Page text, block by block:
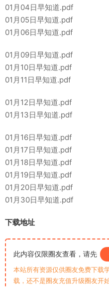
01月04日早知道.pdf
01月05日早知道.pdf
01月06日早知道.pdf
01月09日早知道.pdf
01月10日早知道.pdf
01月11日早知道.pdf
01月12日早知道.pdf
01月13日早知道.pdf
01月16日早知道.pdf
01月17日早知道.pdf
01月18日早知道.pdf
01月19日早知道.pdf
01月20日早知道.pdf
01月30日早知道.pdf
下载地址
此内容仅限圈友查看，请先
本站所有资源仅供圈友免费下载
载，还不是圈友充值升级圈友开